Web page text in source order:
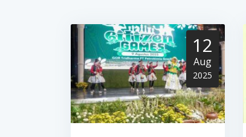
12
Aug
2025